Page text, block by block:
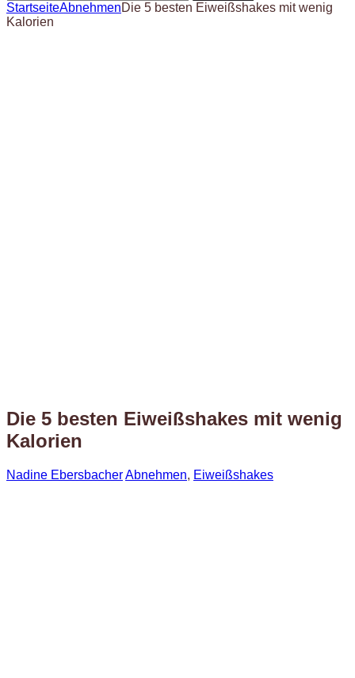
StartseiteAbnehmenDie 5 besten Eiweißshakes mit wenig
Kalorien
Die 5 besten Eiweißshakes mit wenig
Kalorien
Nadine EbersbacherAbnehmen, Eiweißshakes